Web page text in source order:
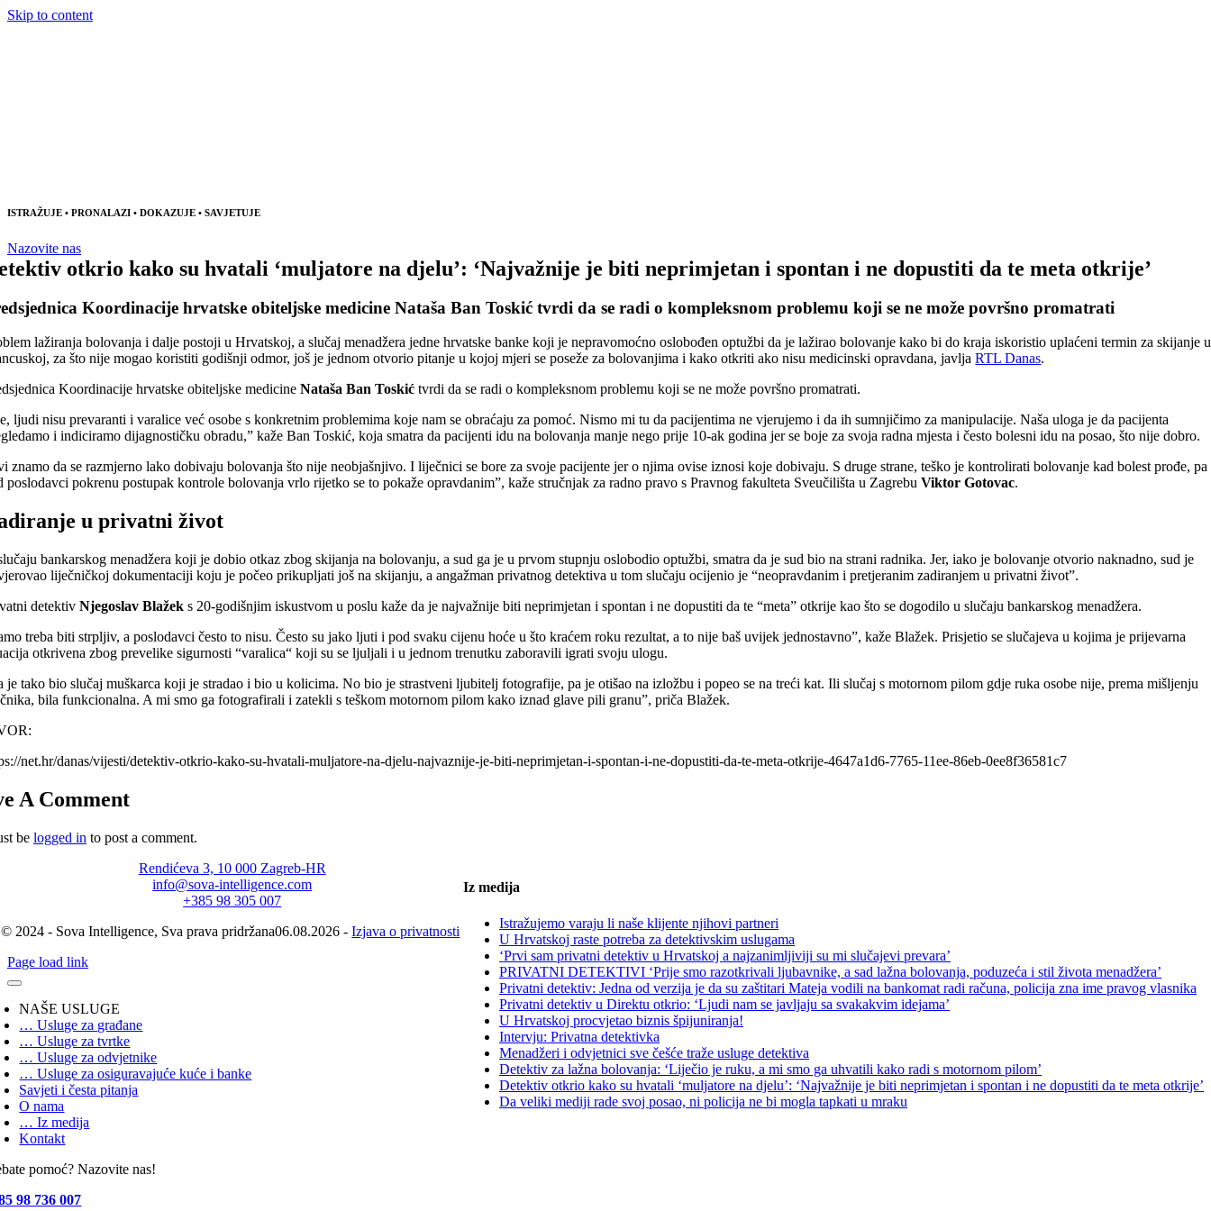
Skip to content
ISTRAŽUJE • PRONALAZI • DOKAZUJE • SAVJETUJE
Nazovite nas
otkrio kako su hvatali ‘muljatore na djelu’: ‘Najvažnije je biti neprimjetan i spontan i ne dopustiti da te meta otkrije’
Koordinacije hrvatske obiteljske medicine Nataša Ban Toskić tvrdi da se radi o kompleksnom problemu koji se ne može površno promatrati
lažiranja bolovanja i dalje postoji u Hrvatskoj, a slučaj menadžera jedne hrvatske banke koji je nepravomoćno oslobođen optužbi da je lažirao bolovanje kako bi do kraja iskoristio uplaćeni termin za skijanje u
za što nije mogao koristiti godišnji odmor, još je jednom otvorio pitanje u kojoj mjeri se poseže za bolovanjima i kako otkriti ako nisu medicinski opravdana, javljaRTL Danas.
Koordinacije hrvatske obiteljske medicine Nataša Ban Toskić tvrdi da se radi o kompleksnom problemu koji se ne može površno promatrati.
ljudi nisu prevaranti i varalice već osobe s konkretnim problemima koje nam se obraćaju za pomoć. Nismo mi tu da pacijentima ne vjerujemo i da ih sumnjičimo za manipulacije. Naša uloga je da pacijenta
i indiciramo dijagnostičku obradu,” kaže Ban Toskić, koja smatra da pacijenti idu na bolovanja manje nego prije 10-ak godina jer se boje za svoja radna mjesta i često bolesni idu na posao, što nije dobro.
znamo da se razmjerno lako dobivaju bolovanja što nije neobjašnjivo. I liječnici se bore za svoje pacijente jer o njima ovise iznosi koje dobivaju. S druge strane, teško je kontrolirati bolovanje kad bolest prođe, pa
poslodavci pokrenu postupak kontrole bolovanja vrlo rijetko se to pokaže opravdanim”, kaže stručnjak za radno pravo s Pravnog fakulteta Sveučilišta u ZagrebuViktor Gotovac.
u privatni život
bankarskog menadžera koji je dobio otkaz zbog skijanja na bolovanju, a sud ga je u prvom stupnju oslobodio optužbi, smatra da je sud bio na strani radnika. Jer, iako je bolovanje otvorio naknadno, sud je
liječničkoj dokumentaciji koju je počeo prikupljati još na skijanju, a angažman privatnog detektiva u tom slučaju ocijenio je “neopravdanim i pretjeranim zadiranjem u privatni život”.
detektivNjegoslav Blažek s 20-godišnjim iskustvom u poslu kaže da je najvažnije biti neprimjetan i spontan i ne dopustiti da te “meta” otkrije kao što se dogodilo u slučaju bankarskog menadžera.
treba biti strpljiv, a poslodavci često to nisu. Često su jako ljuti i pod svaku cijenu hoće u što kraćem roku rezultat, a to nije baš uvijek jednostavno”, kaže Blažek. Prisjetio se slučajeva u kojima je prijevarna
otkrivena zbog prevelike sigurnosti “varalica“ koji su se ljuljali i u jednom trenutku zaboravili igrati svoju ulogu.
je tako bio slučaj muškarca koji je stradao i bio u kolicima. No bio je strastveni ljubitelj fotografije, pa je otišao na izložbu i popeo se na treći kat. Ili slučaj s motornom pilom gdje ruka osobe nije, prema mišljenju
bila funkcionalna. A mi smo ga fotografirali i zatekli s teškom motornom pilom kako iznad glave pili granu”, priča Blažek.
net.hr/danas/vijesti/detektiv-otkrio-kako-su-hvatali-muljatore-na-djelu-najvaznije-je-biti-neprimjetan-i-spontan-i-ne-dopustiti-da-te-meta-otkrije-4647a1d6-7765-11ee-86eb-0ee8f36581c7
A Comment
be logged in to post a comment.
Iz medija
Istražujemo varaju li naše klijente njihovi partneri
U Hrvatskoj raste potreba za detektivskim uslugama
‘Prvi sam privatni detektiv u Hrvatskoj a najzanimljiviji su mi slučajevi prevara’
PRIVATNI DETEKTIVI ‘Prije smo razotkrivali ljubavnike, a sad lažna bolovanja, poduzeća i stil života menadžera’
Privatni detektiv: Jedna od verzija je da su zaštitari Mateja vodili na bankomat radi računa, policija zna ime pravog vlasnika
Privatni detektiv u Direktu otkrio: ‘Ljudi nam se javljaju sa svakakvim idejama’
U Hrvatskoj procvjetao biznis špijuniranja!
Intervju: Privatna detektivka
Menadžeri i odvjetnici sve češće traže usluge detektiva
Detektiv za lažna bolovanja: ‘Liječio je ruku, a mi smo ga uhvatili kako radi s motornom pilom’
Detektiv otkrio kako su hvatali ‘muljatore na djelu’: ‘Najvažnije je biti neprimjetan i spontan i ne dopustiti da te meta otkrije’
Da veliki mediji rade svoj posao, ni policija ne bi mogla tapkati u mraku
Rendićeva 3, 10 000 Zagreb-HR
info@sova-intelligence.com
+385 98 305 007
© 2024 - Sova Intelligence, Sva prava pridržana06.08.2026 -Izjava o privatnosti
Page load link
NAŠE USLUGE
… Usluge za građane
… Usluge za tvrtke
… Usluge za odvjetnike
… Usluge za osiguravajuće kuće i banke
Savjeti i česta pitanja
O nama
… Iz medija
Kontakt
pomoć? Nazovite nas!
98 736 007